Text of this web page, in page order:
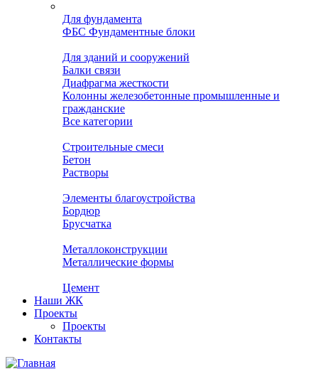
Для фундамента
ФБС Фундаментные блоки
Для зданий и сооружений
Балки связи
Диафрагма жесткости
Колонны железобетонные промышленные и
гражданские
Все категории
Строительные смеси
Бетон
Растворы
Элементы благоустройства
Бордюр
Брусчатка
Металлоконструкции
Металлические формы
Цемент
Наши ЖК
Проекты
Проекты
Контакты